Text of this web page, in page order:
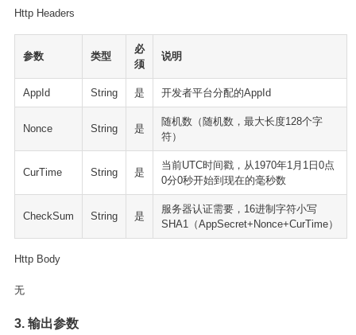
Http Headers
参数 类型
必
须
说明
AppId String 是 开发者平台分配的AppId
Nonce String 是
随机数（随机数，最大长度128个字
符）
CurTime String 是
当前UTC时间戳，从1970年1月1日0点
0分0秒开始到现在的毫秒数
CheckSum String 是
服务器认证需要，16进制字符小写
SHA1（AppSecret+Nonce+CurTime）
Http Body
无
3. 输出参数